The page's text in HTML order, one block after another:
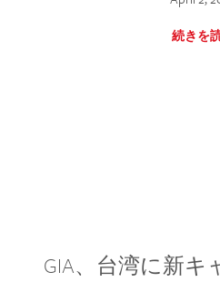
続きを
GIA、台湾に新